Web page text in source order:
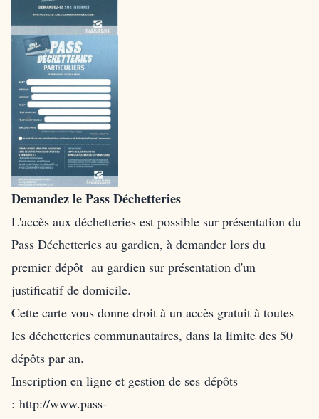
Demandez le Pass Déchetteries
L'accès aux déchetteries est possible sur présentation du
Pass Déchetteries au gardien, à demander lors du
premier dépôt au gardien sur présentation d'un
justificatif de domicile.
Cette carte vous donne droit à un accès gratuit à toutes
les déchetteries communautaires, dans la limite des 50
dépôts par an.
Inscription en ligne et gestion de ses dépôts
: http://www.pass-